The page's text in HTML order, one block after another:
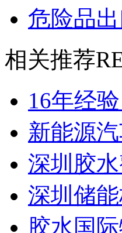
危险品
相关推荐
16年经
新能源
深圳胶
深圳储
胶水国